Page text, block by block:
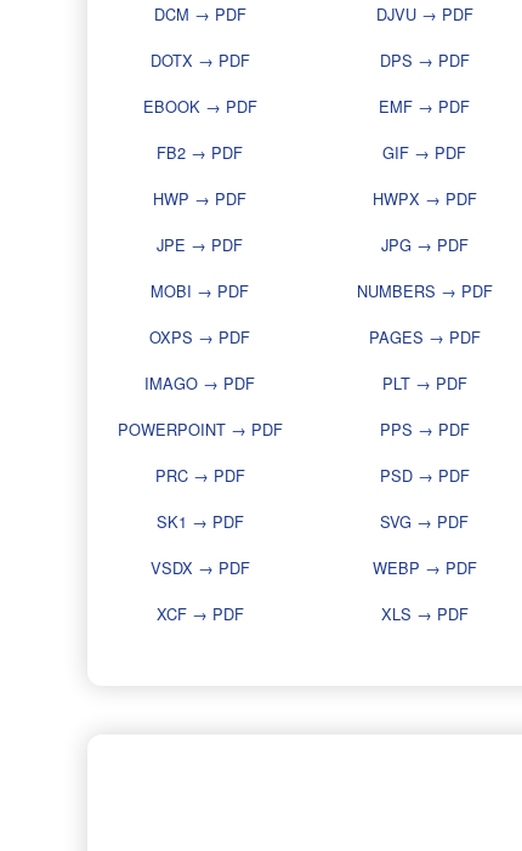
DCM → PDF
DJVU → PDF
DOTX → PDF
DPS → PDF
EBOOK → PDF
EMF → PDF
FB2 → PDF
GIF → PDF
HWP → PDF
HWPX → PDF
JPE → PDF
JPG → PDF
MOBI → PDF
NUMBERS → PDF
OXPS → PDF
PAGES → PDF
IMAGO → PDF
PLT → PDF
POWERPOINT → PDF
PPS → PDF
PRC → PDF
PSD → PDF
SK1 → PDF
SVG → PDF
VSDX → PDF
WEBP → PDF
XCF → PDF
XLS → PDF